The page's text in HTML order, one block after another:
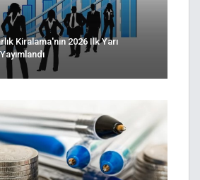
Kiralama'nın 2026 Ilk Yarı